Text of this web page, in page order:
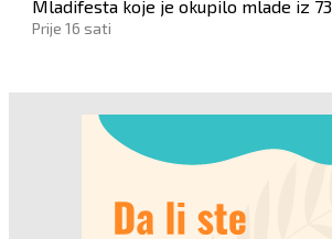
Mladifesta koje je okupilo mlade iz 73
zemlje svijeta
Prije 16 sati